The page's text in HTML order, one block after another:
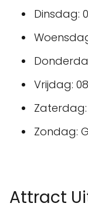
Dinsdag:
Vrijdag:
Zondag:
Attract